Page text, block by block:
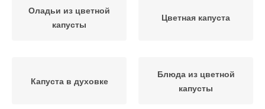
Оладьи из цветной
капусты
Цветная капуста
Капуста в духовке
Блюда из цветной
капусты